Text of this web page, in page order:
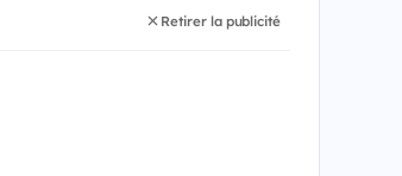
Retirer la publicité